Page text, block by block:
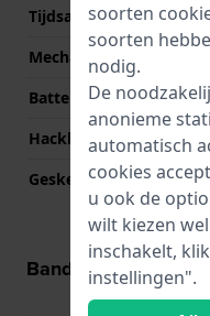
Tijdsaanduiding
Mechanisme
Batterij
Hackbaar
Geskeletonneerd
Band informatie
soorten
soorten
nodig.
De
anonieme
automatisch
cookies
u ook de
wilt kiezen
inschakelt,
instellingen".